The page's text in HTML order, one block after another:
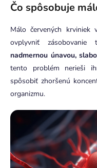
Čo spôsobuje
Málo červených krviniek
ovplyvniť
nadmernou únavou,
tento problém nerieši
spôsobiť zhoršenú
organizmu.